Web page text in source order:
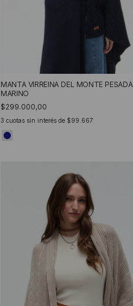
MANTA VIRREINA DEL MONTE
MARINO
$299.000,00
3 cuotas sin interés de $99.667